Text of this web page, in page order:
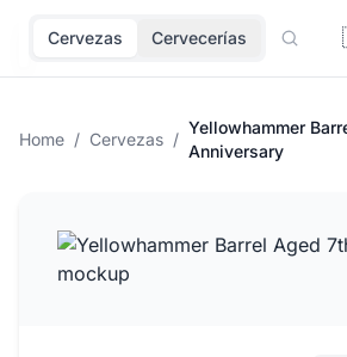
Cervezas Cervecerías
Home / Cervezas /
Yellowhammer
Anniversary